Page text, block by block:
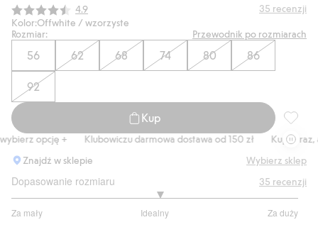
Średnia ocena:
4.9 35 recenzji
Kolor:Offwhite / wzorzyste
Rozmiar:
Przewodnik po rozmiarach
56 62 68 74 80 86
92
Kup
opcję + Klubowiczu darmowa dostawa od 150 zł
Kup teraz, a
Znajdź w sklepie
Wybierz sklep
Dopasowanie rozmiaru
Za mały Idealny Za duży
na
35 recenzji